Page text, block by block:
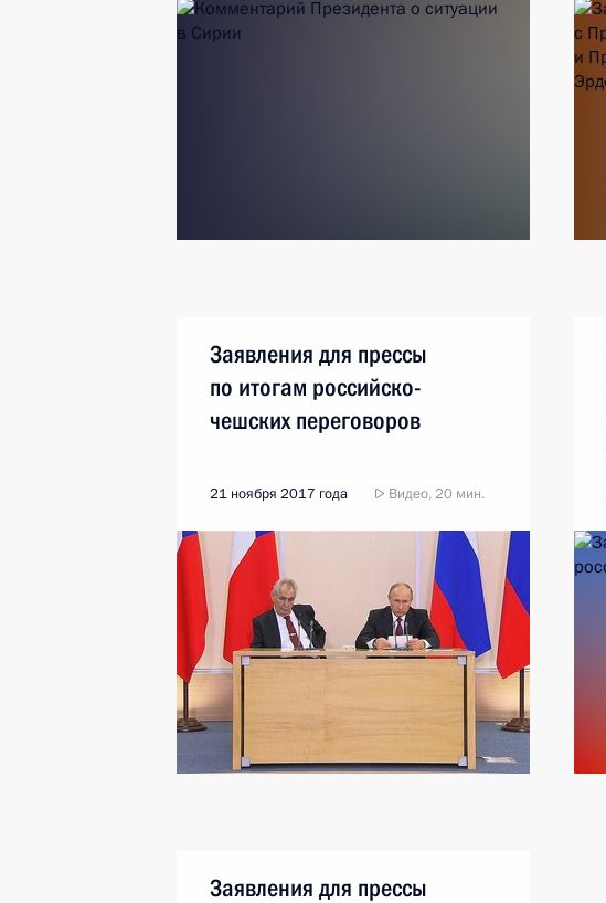
Заявления для прессы
по итогам российско-
чешских переговоров
21 ноября 2017 года Видео, 20 мин.
Заявления для прессы